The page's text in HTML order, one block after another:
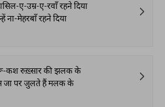
ए-उम्र-ए-रवाँ रहने दिया
ना-मेहरबाँ रहने दिया
रू-कश रुख़्सार की झलक के
जा पर जुलते हैं मलक के